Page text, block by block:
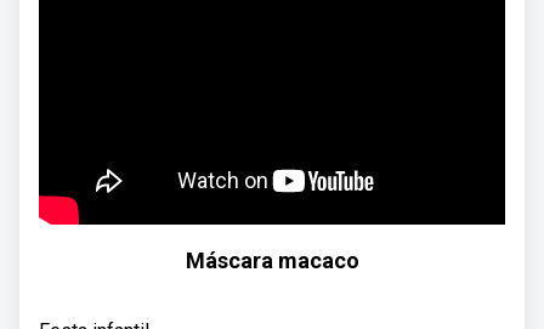
Máscara macaco